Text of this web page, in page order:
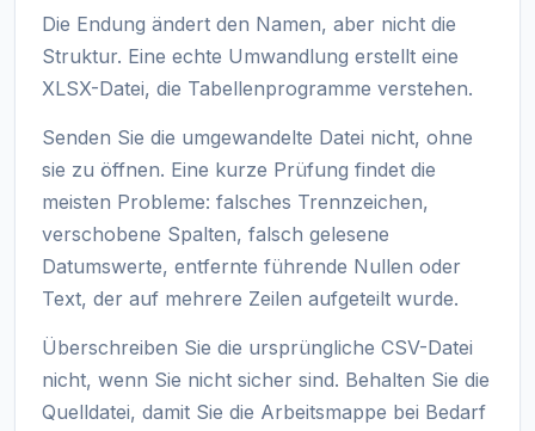
Die Endung ändert den Namen, aber nicht die
Struktur. Eine echte Umwandlung erstellt eine
XLSX-Datei, die Tabellenprogramme verstehen.
Senden Sie die umgewandelte Datei nicht, ohne
sie zu öffnen. Eine kurze Prüfung findet die
meisten Probleme: falsches Trennzeichen,
verschobene Spalten, falsch gelesene
Datumswerte, entfernte führende Nullen oder
Text, der auf mehrere Zeilen aufgeteilt wurde.
Überschreiben Sie die ursprüngliche CSV-Datei
nicht, wenn Sie nicht sicher sind. Behalten Sie die
Quelldatei, damit Sie die Arbeitsmappe bei Bedarf